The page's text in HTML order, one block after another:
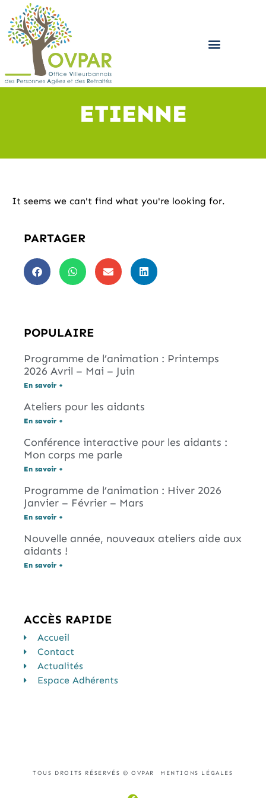
ETIENNE
It seems we can't find what you're looking for.
PARTAGER
POPULAIRE
Programme de l’animation : Printemps
2026 Avril – Mai – Juin
En savoir +
Ateliers pour les aidants
En savoir +
Conférence interactive pour les aidants :
Mon corps me parle
En savoir +
Programme de l’animation : Hiver 2026
Janvier – Février – Mars
En savoir +
Nouvelle année, nouveaux ateliers aide aux
aidants !
En savoir +
ACCÈS RAPIDE
Accueil
Contact
Actualités
Espace Adhérents
TOUS DROITS RÉSERVÉS © OVPAR MENTIONS LÉGALES